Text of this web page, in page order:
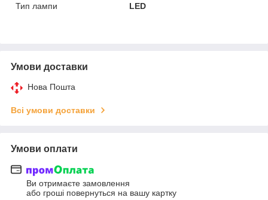
Тип лампи
LED
Умови доставки
Нова Пошта
Всі умови доставки
Умови оплати
Ви отримаєте замовлення
або гроші повернуться на вашу картку